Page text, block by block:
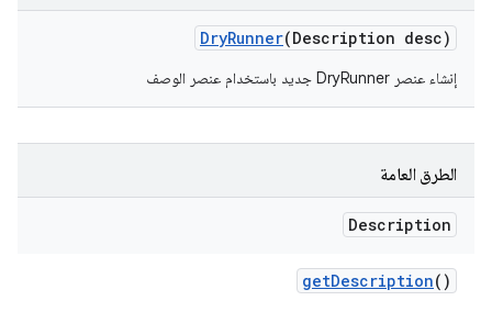
DryRunner(Description desc)
إنشاء عنصر DryRunner جديد باستخدام عنصر الوصف
الطرق العامة
Description
getDescription()